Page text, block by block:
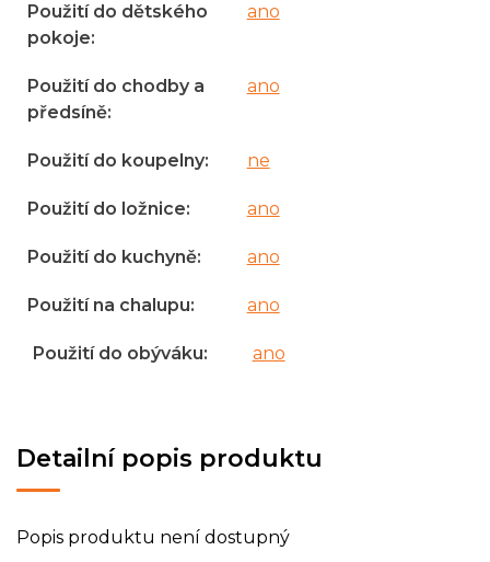
Detailní popis produktu
Popis produktu není dostupný
Použití do dětského
pokoje:
ano
Použití do chodby a
předsíně:
ano
Použití do koupelny: ne
Použití do ložnice: ano
Použití do kuchyně: ano
Použití na chalupu: ano
Použití do obýváku: ano